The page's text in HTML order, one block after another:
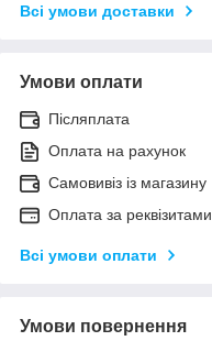
Всі умови доставки
Умови оплати
Післяплата
Оплата на рахунок
Самовивіз із магазину
Оплата за реквізитами
Всі умови оплати
Умови повернення